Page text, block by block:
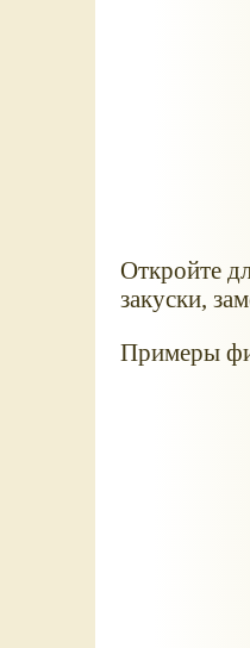
Откройте
закуски,
Примеры